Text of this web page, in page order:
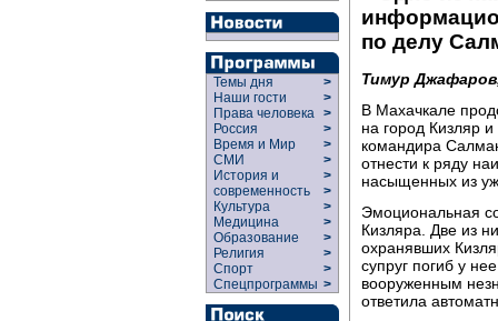
Темы дня
>
Наши гости
>
Права человека >
Россия
>
Время и Мир
>
СМИ
>
История и
современность
>
>
Культура
>
Медицина
>
Образование
>
Религия
>
Спорт
>
Спецпрограммы >
по делу
Тимур
В Махачкале
на город Кизляр
командира
отнести к ряду
насыщенных из
Эмоциональная
Кизляра. Две из
охранявших
супруг погиб у
вооруженным
ответила